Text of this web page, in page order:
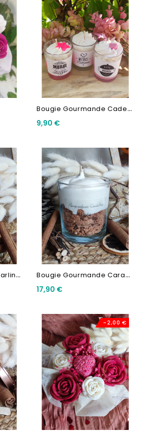
B
Ougie Gourmande Cadeau Fin...
9,90 €
B
Ougie Gourmande Darling... B
Ougie Gourmande Caramel
17,90 €
-2,00 €